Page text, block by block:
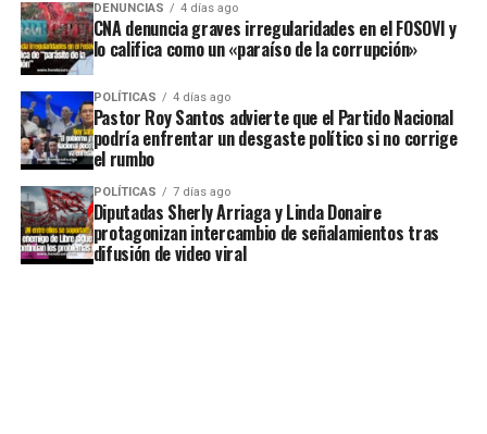
DENUNCIAS 4 días ago
CNA denuncia graves irregularidades en el FOSOVI y
lo califica como un «paraíso de la corrupción»
POLÍTICAS 4 días ago
Pastor Roy Santos advierte que el Partido Nacional
podría enfrentar un desgaste político si no corrige
el rumbo
POLÍTICAS 7 días ago
Diputadas Sherly Arriaga y Linda Donaire
protagonizan intercambio de señalamientos tras
difusión de video viral